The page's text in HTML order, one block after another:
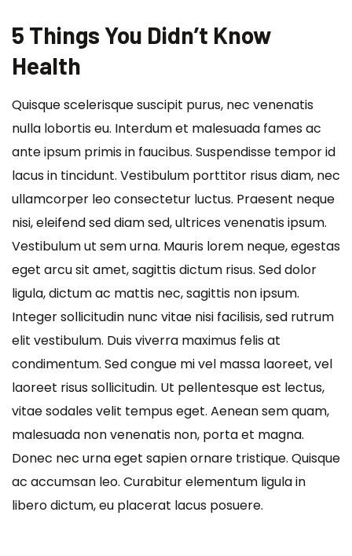
5 Things You Didn’t Know
Health
Quisque scelerisque suscipit purus, nec venenatis
nulla lobortis eu. Interdum et malesuada fames ac
ante ipsum primis in faucibus. Suspendisse tempor id
lacus in tincidunt. Vestibulum porttitor risus diam, nec
ullamcorper leo consectetur luctus. Praesent neque
nisi, eleifend sed diam sed, ultrices venenatis ipsum.
Vestibulum ut sem urna. Mauris lorem neque, egestas
eget arcu sit amet, sagittis dictum risus. Sed dolor
ligula, dictum ac mattis nec, sagittis non ipsum.
Integer sollicitudin nunc vitae nisi facilisis, sed rutrum
elit vestibulum. Duis viverra maximus felis at
condimentum. Sed congue mi vel massa laoreet, vel
laoreet risus sollicitudin. Ut pellentesque est lectus,
vitae sodales velit tempus eget. Aenean sem quam,
malesuada non venenatis non, porta et magna.
Donec nec urna eget sapien ornare tristique. Quisque
ac accumsan leo. Curabitur elementum ligula in
libero dictum, eu placerat lacus posuere.